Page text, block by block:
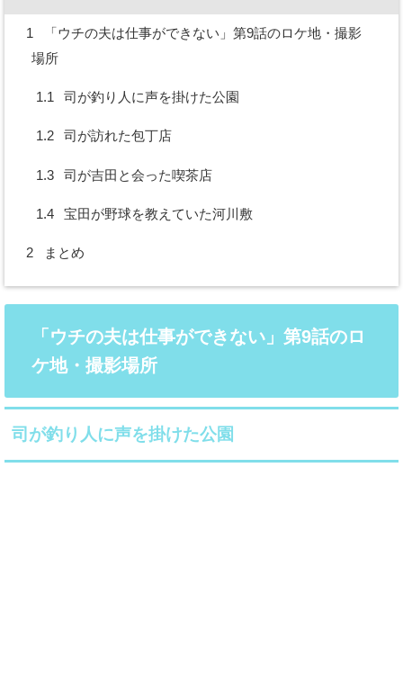
1
「ウチの夫は仕事ができない」第9話のロケ地・撮影
場所
1.1 司が釣り人に声を掛けた公園
1.2 司が訪れた包丁店
1.3 司が吉田と会った喫茶店
1.4 宝田が野球を教えていた河川敷
2 まとめ
「ウチの夫は仕事ができない」第9話のロ
ケ地・撮影場所
司が釣り人に声を掛けた公園